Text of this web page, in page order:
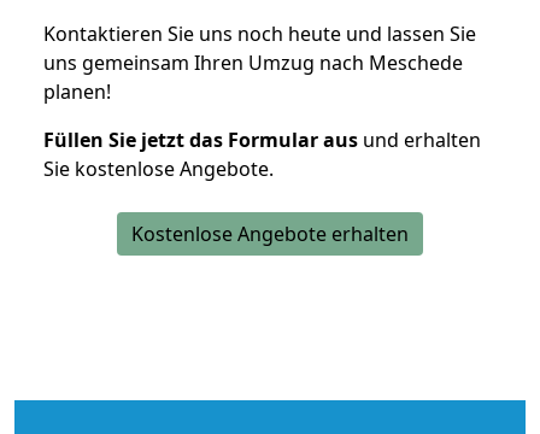
Kontaktieren Sie uns noch heute und lassen Sie
uns gemeinsam Ihren Umzug nach Meschede
planen!
Füllen Sie jetzt das Formular aus und erhalten
Sie kostenlose Angebote.
Kostenlose Angebote erhalten